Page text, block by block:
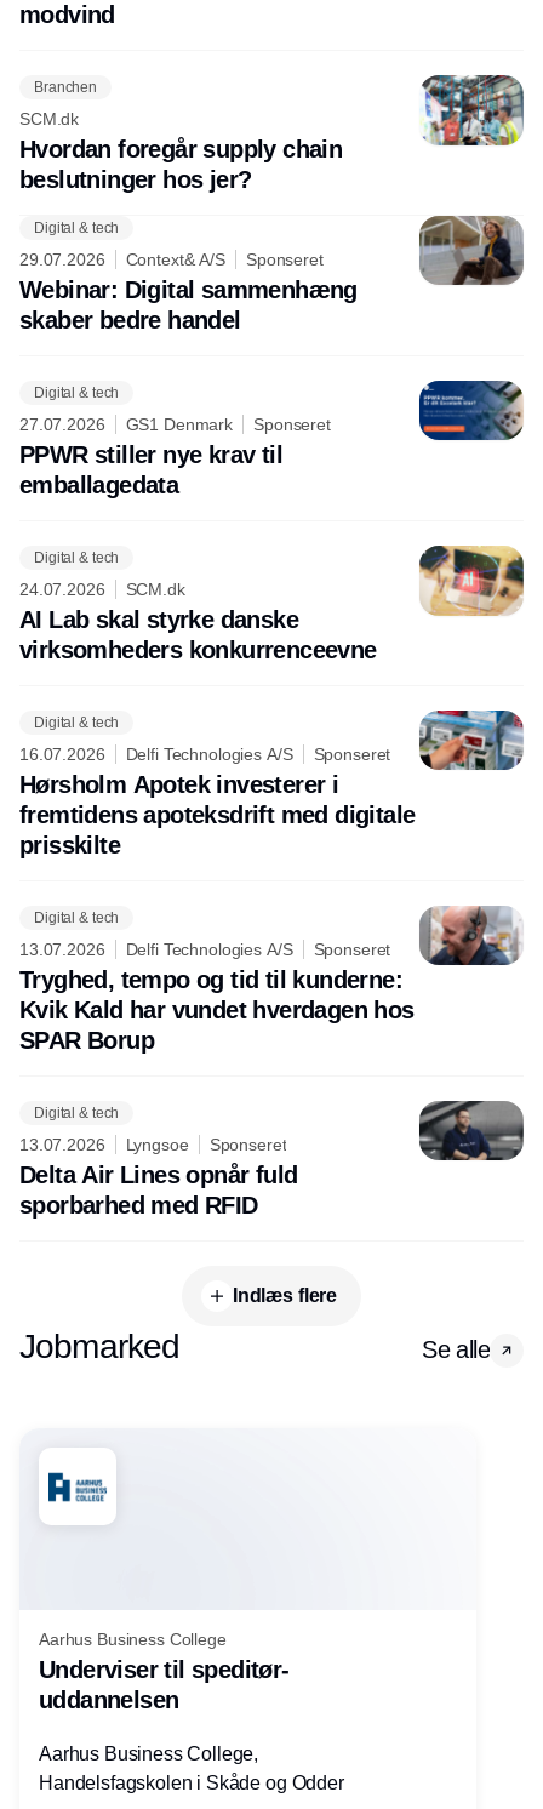
modvind
Branchen
SCM.dk
Hvordan foregår supply chain
beslutninger hos jer?
Digital & tech
29.07.2026 Context& A/S Sponseret
Webinar: Digital sammenhæng
skaber bedre handel
Digital & tech
27.07.2026 GS1 Denmark Sponseret
PPWR stiller nye krav til
emballagedata
Digital & tech
24.07.2026 SCM.dk
AI Lab skal styrke danske
virksomheders konkurrenceevne
Digital & tech
16.07.2026 Delfi Technologies A/S Sponseret
Hørsholm Apotek investerer i
fremtidens apoteksdrift med digitale
prisskilte
Digital & tech
13.07.2026 Delfi Technologies A/S Sponseret
Tryghed, tempo og tid til kunderne:
Kvik Kald har vundet hverdagen hos
SPAR Borup
Digital & tech
13.07.2026 Lyngsoe Sponseret
Delta Air Lines opnår fuld
sporbarhed med RFID
Indlæs flere
Jobmarked Se alle
Aarhus Business College
Underviser til speditør-
uddannelsen
Aarhus Business College,
Handelsfagskolen i Skåde og Odder